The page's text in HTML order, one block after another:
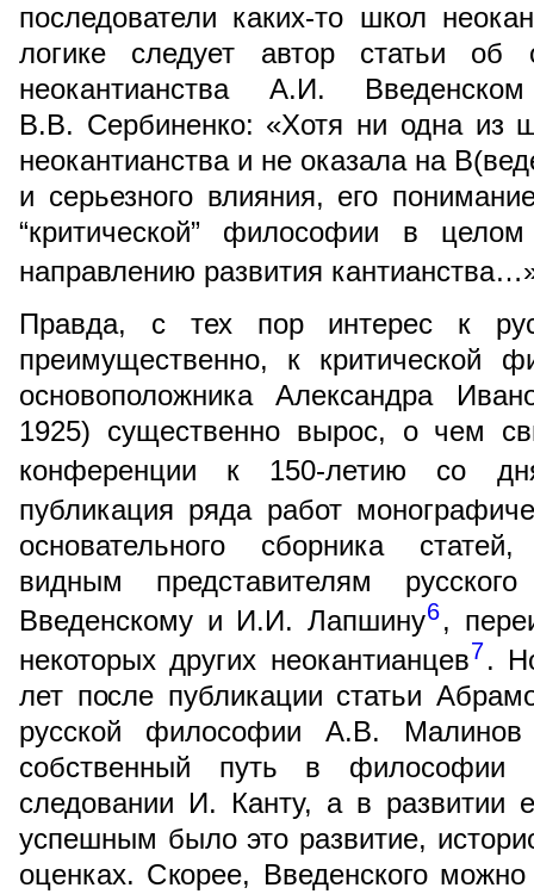
последователи каких-то школ
логике следует автор статьи об
неокантианства А.И.
В.В. Сербиненко: «Хотя ни одна из
неокантианства и не оказала на
и серьезного влияния, его
“критической” философии в
направлению развития
Правда, с тех пор интерес к
преимущественно, к критической
основоположника Александра
1925) существенно вырос, о чем
конференции к 150-летию со
публикация ряда работ
основательного сборника
видным представителям
Введенскому и И.И. Лапшину6,
некоторых других неокантианцев7.
лет после публикации статьи
русской философии А.В.
собственный путь в
следовании И. Канту, а в развитии
успешным было это развитие,
оценках. Скорее, Введенского можно